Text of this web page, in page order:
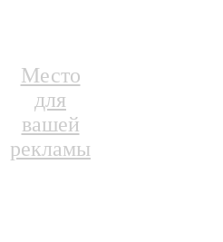
Место
для
вашей
рекламы